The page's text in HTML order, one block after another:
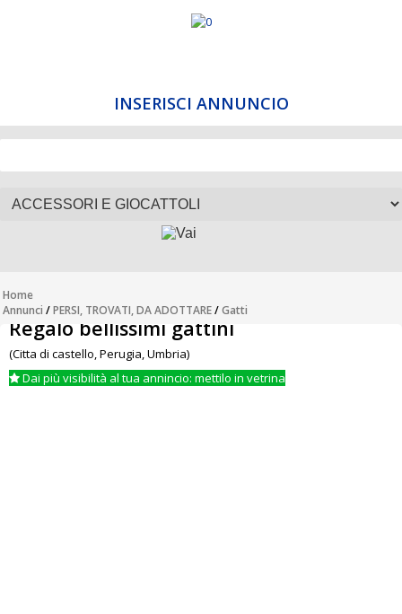
INSERISCI ANNUNCIO
Home
Annunci /PERSI, TROVATI, DA ADOTTARE/Gatti
Regalo bellissimi gattini
(Citta di castello, Perugia, Umbria)
Dai più visibilità al tua annincio: mettilo in vetrina